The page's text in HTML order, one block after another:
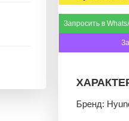
Запросить в
Бренд: